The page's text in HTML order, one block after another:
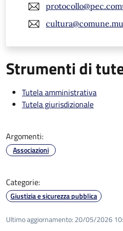
Strumenti di
Tutela amministrativa
Tutela giurisdizionale
Argomenti:
Associazioni
Categorie:
Giustizia e sicurezza pubblica
Ultimo aggiornamento: 20/05/2026